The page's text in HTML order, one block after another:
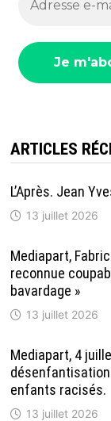
ARTICLES
L’Après. Jean
13 juillet 2026
Mediapart,
reconnue
bavardage »
13 juillet 2026
Mediapart, 4
désenfantisation
enfants racisés.
13 juillet 2026